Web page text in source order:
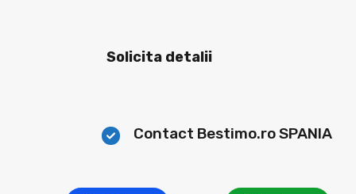
Solicita detalii
Contact Bestimo.ro SPANIA